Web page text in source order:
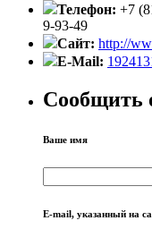
Телефон: +7
9-93-49
Сайт: http://
E-Mail:
Сообщить
Ваше имя
E-mail, указанный на